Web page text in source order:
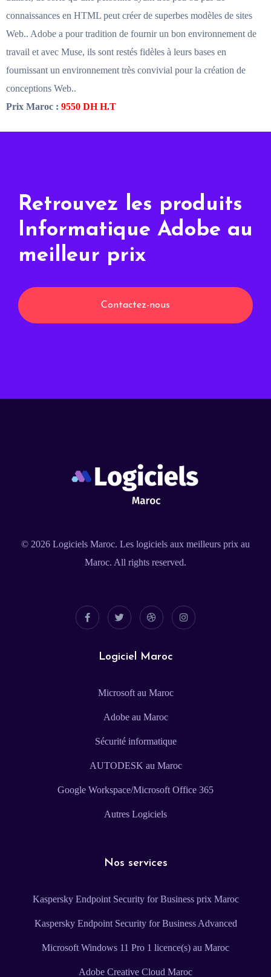
connaissances en HTML peut créer de superbes modèles de sites
Web.. Adobe a pour tradition de fournir un bon environnement de
travail et avec Muse, ils sont restés fidèles à leurs bases en
fournissant un environnement très convivial pour la création de
conceptions Web..
Prix Maroc : 9550 DH H.T
Retrouvez les produits
Informatique Adobe au
meilleur prix
Contactez-nous
© 2026 Logiciels Maroc. Les logiciels aux meilleurs prix au
Maroc. All rights reserved.
Logiciel Maroc
Microsoft au Maroc
Adobe au Maroc
Sécurité informatique
AUTODESK au Maroc
Google Workspace/Microsoft Office 365
Autres Logiciels
Nos services
Kaspersky Endpoint Security for Business prix Maroc
Kaspersky Endpoint Security for Business Advanced
Microsoft Windows 11 Pro 1 licence(s) au Maroc
Adobe Creative Cloud Maroc